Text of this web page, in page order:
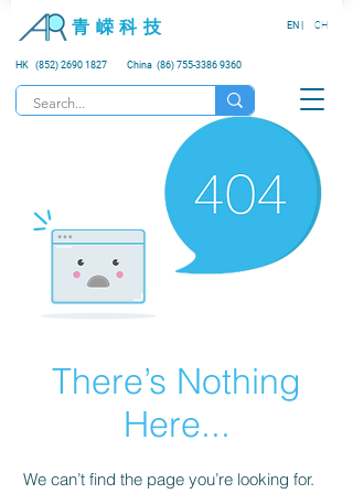
青 嵘 科 技
HK (852) 2690 1827 China (86) 755-3386 9360
EN | CH
There’s Nothing
Here...
We can’t find the page you’re looking for.